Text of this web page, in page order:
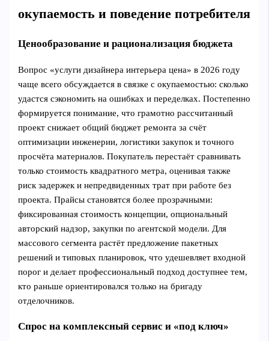
окупаемость и поведение потребителя
Ценообразование и рационализация бюджета
Вопрос «услуги дизайнера интерьера цена» в 2026 году
чаще всего обсуждается в связке с окупаемостью: сколько
удастся сэкономить на ошибках и переделках. Постепенно
формируется понимание, что грамотно рассчитанный
проект снижает общий бюджет ремонта за счёт
оптимизации инженерии, логистики закупок и точного
просчёта материалов. Покупатель перестаёт сравнивать
только стоимость квадратного метра, оценивая также
риск задержек и непредвиденных трат при работе без
проекта. Прайсы становятся более прозрачными:
фиксированная стоимость концепции, опциональный
авторский надзор, закупки по агентской модели. Для
массового сегмента растёт предложение пакетных
решений и типовых планировок, что удешевляет входной
порог и делает профессиональный подход доступнее тем,
кто раньше ориентировался только на бригаду
отделочников.
Спрос на комплексный сервис и «под ключ»